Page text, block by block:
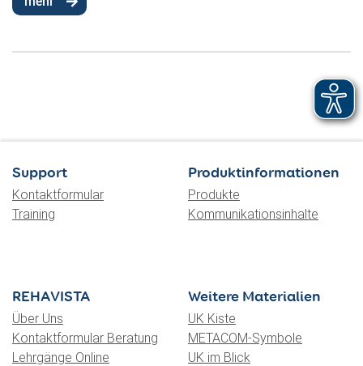
Support
Kontaktformular
Training
Produktinformationen
Produkte
Kommunikationsinhalte
REHAVISTA
Über Uns
Kontaktformular Beratung
Lehrgänge Online
Weitere Materialien
UK Kiste
METACOM-Symbole
UK im Blick